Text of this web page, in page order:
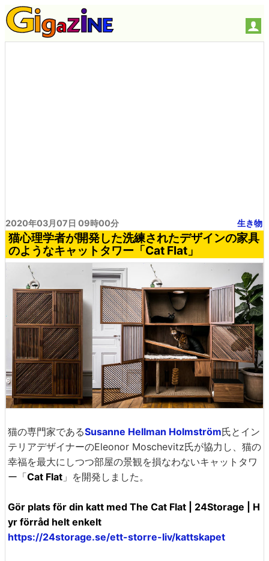
2020年03月07日 09時00分 生き物
猫心理学者が開発した洗練されたデザインの家具
のようなキャットタワー「Cat Flat」
猫の専門家であるSusanne Hellman Holmström氏とイン
テリアデザイナーのEleonor Moschevitz氏が協力し、猫の
幸福を最大にしつつ部屋の景観を損なわないキャットタワ
ー「Cat Flat 」を開発しました。
Gör plats för din katt med The Cat Flat | 24Storage | H
yr förråd helt enkelt
https://24storage.se/ett-storre-liv/kattskapet